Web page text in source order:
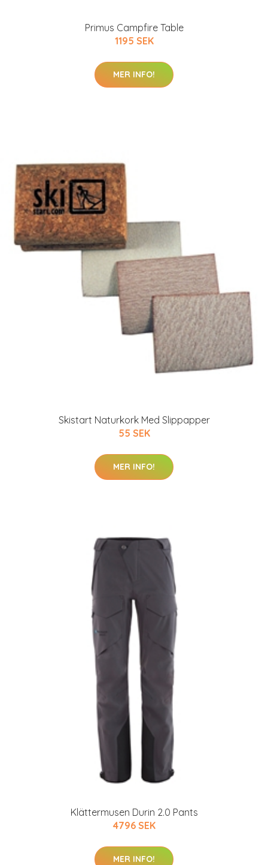
Primus Campfire Table
1195 SEK
MER INFO!
Skistart Naturkork Med Slippapper
55 SEK
MER INFO!
Klättermusen Durin 2.0 Pants
4796 SEK
MER INFO!